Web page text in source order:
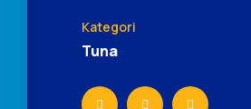
Kategori
Tuna